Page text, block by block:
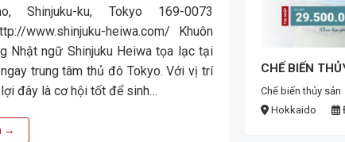
Shinjuku-ku, Tokyo 169-0073
www.shinjuku-heiwa.com/ Khuôn
Nhật ngữ Shinjuku Heiwa tọa lạc tại
trung tâm thủ đô Tokyo. Với vị trí
đây là cơ hội tốt để sinh…
→
CHẾ BIẾN
Chế biến thủy sản
Hokkaido